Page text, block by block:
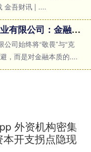
金吾财讯 | ....
专业股票配资门户 四川远淼润实业有限公司：金融哲学里的“敬畏与克制”_风险规避_市场_业绩
司始终将“敬畏”与“克
，而是对金融本质的....
外资机构密集
开支拐点隐现